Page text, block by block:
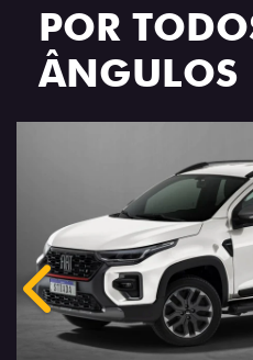
POR
ÂNGULOS
Anterior